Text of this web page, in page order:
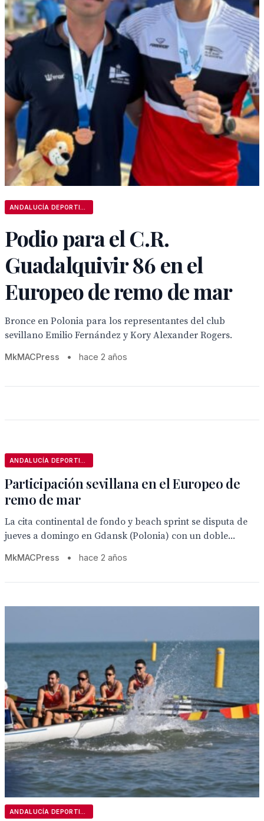
Podio para el C.R.
Guadalquivir 86 en el
Europeo de remo de mar
Bronce en Polonia para los representantes del club
sevillano Emilio Fernández y Kory Alexander Rogers.
MkMACPress • hace 2 años
Participación sevillana en el Europeo de
remo de mar
La cita continental de fondo y beach sprint se disputa de
jueves a domingo en Gdansk (Polonia) con un doble...
MkMACPress • hace 2 años